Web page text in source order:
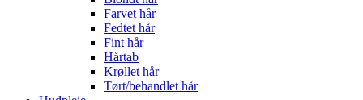
Farvet hår
Fedtet hår
Fint hår
Hårtab
Krøllet hår
Tørt/behandlet hår